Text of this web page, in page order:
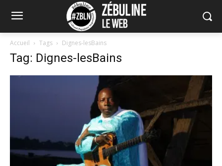
Accueil Tags Dignes-lesBains
Tag: Dignes-lesBains